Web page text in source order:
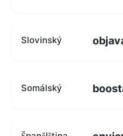
Slovinský
Somálský